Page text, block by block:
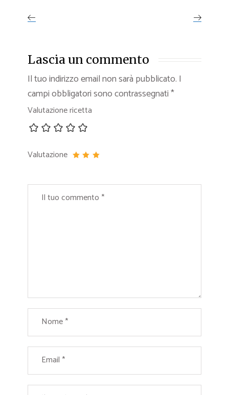
Lascia un commento
Il tuo indirizzo email non sarà pubblicato. I
campi obbligatori sono contrassegnati*
Valutazione ricetta
Valutazione